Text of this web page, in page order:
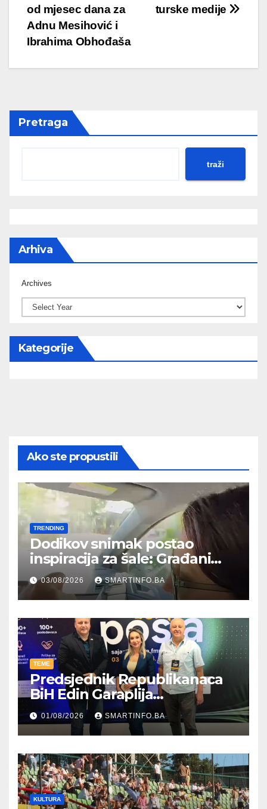
navigation
turske medije
od mjesec dana za
Adnu Mesihović i
Ibrahima Obhođaša
Pretraga
traži
Arhiva
Archives
Kategorije
Ako ste propustili
TRENDING
Dodikov snimak postao
inspiracija za šale: Građani
kroz parodiju poslali poruku
03/08/2026 SMARTINFO.BA
TEME
Predsjednik Republikanaca
BiH Edin Garaplija
prisustvovao prezentaciji
Federalnog sajma
zapošljavanja
01/08/2026 SMARTINFO.BA
KULTURA